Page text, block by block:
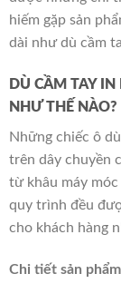
hiếm gặp sản
dài như dù cầm
DÙ CẦM TAY
NHƯ THẾ NÀO?
Những chiếc ô
trên dây chuyền
từ khâu máy
quy trình đều
cho khách hàng
Chi tiết sản phẩm